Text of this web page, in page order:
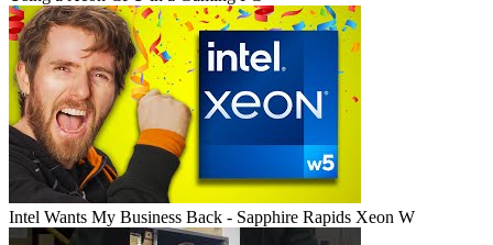
Intel Wants My Business Back - Sapphire Rapids Xeon W